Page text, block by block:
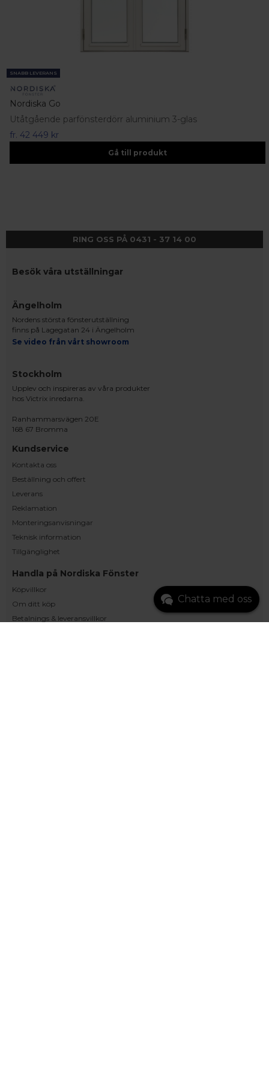
SNABB LEVERANS
Nordiska Go
Utåtgående parfönsterdörr aluminium 3-glas
fr. 42 449 kr
Gå till produkt
RING OSS PÅ 0431 - 37 14 00
Besök våra utställningar
Ängelholm
Nordens största fönsterutställning
finns på Lagegatan 24 i Ängelholm
Se video från vårt showroom
Stockholm
Upplev och inspireras av våra produkter
hos Victrix inredarna.
Ranhammarsvägen 20E
168 67 Bromma
Kundservice
Kontakta oss
Beställning och offert
Leverans
Reklamation
Monteringsanvisningar
Teknisk information
Tillgänglighet
Handla på Nordiska Fönster
Köpvillkor
Om ditt köp
Betalnings & leveransvillkor
Chatta med oss